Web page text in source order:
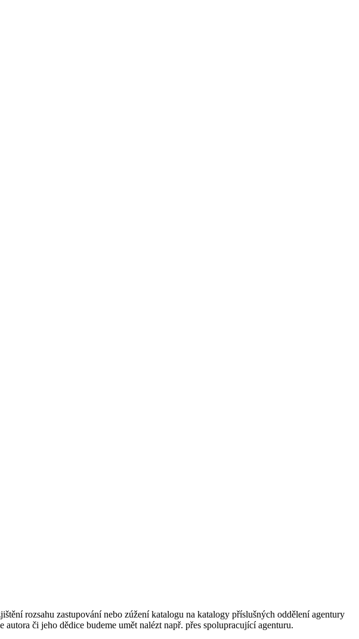
rozsahu zastupování nebo zúžení katalogu na katalogy příslušných oddělení agentury
či jeho dědice budeme umět nalézt např. přes spolupracující agenturu.